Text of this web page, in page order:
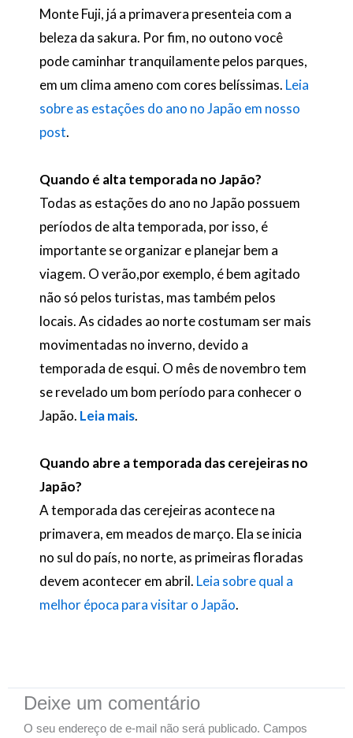
Monte Fuji, já a primavera presenteia com a
beleza da sakura. Por fim, no outono você
pode caminhar tranquilamente pelos parques,
em um clima ameno com cores belíssimas. Leia
sobre as estações do ano no Japão em nosso
post.
Quando é alta temporada no Japão?
Todas as estações do ano no Japão possuem
períodos de alta temporada, por isso, é
importante se organizar e planejar bem a
viagem. O verão,por exemplo, é bem agitado
não só pelos turistas, mas também pelos
locais. As cidades ao norte costumam ser mais
movimentadas no inverno, devido a
temporada de esqui. O mês de novembro tem
se revelado um bom período para conhecer o
Japão. Leia mais.
Quando abre a temporada das cerejeiras no
Japão?
A temporada das cerejeiras acontece na
primavera, em meados de março. Ela se inicia
no sul do país, no norte, as primeiras floradas
devem acontecer em abril. Leia sobre qual a
melhor época para visitar o Japão.
Deixe um comentário
O seu endereço de e-mail não será publicado. Campos